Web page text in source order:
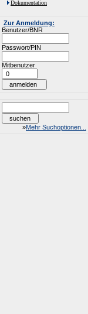
Dokumentation
Zur Anmeldung:
Benutzer/BNR
Passwort/PIN
Mitbenutzer
»Mehr Suchoptionen...